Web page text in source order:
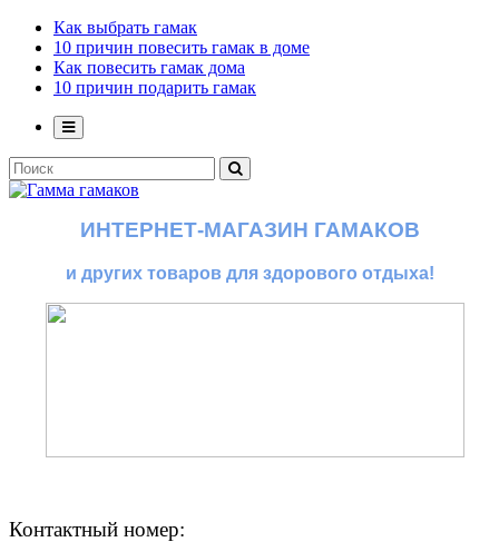
Как выбрать гамак
10 причин повесить гамак в доме
Как повесить гамак дома
10 причин подарить гамак
ИНТЕРНЕТ-МАГАЗИН ГАМАКОВ
и других товаров для здорового отдыха!
Контактный номер: